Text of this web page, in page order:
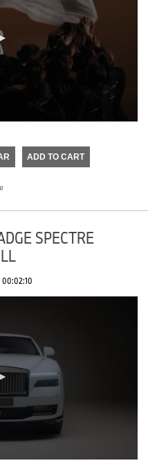
ADD TO CART
SPECTRE
00:02:10